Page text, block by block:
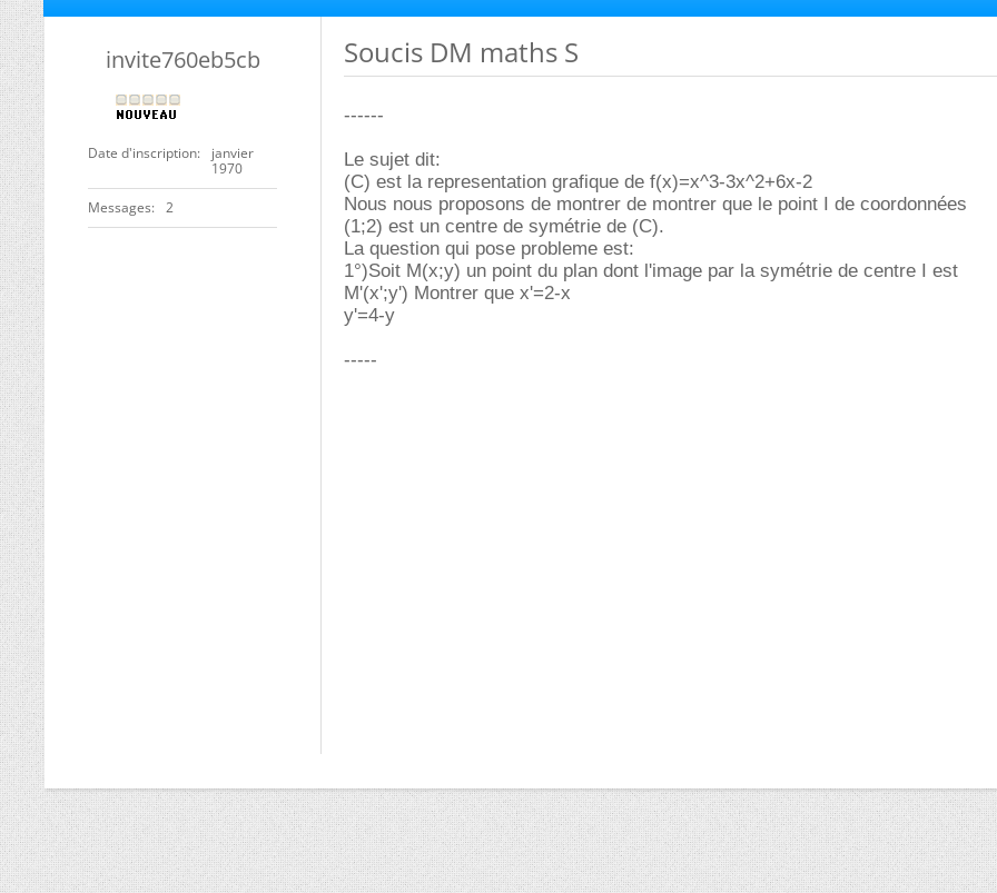
invite760eb5cb
Date d'inscription
janvier
1970
Messages 2
Soucis DM maths S
------
Le sujet dit:
(C) est la representation grafique de f(x)=x^3-3x^2+6x-2
Nous nous proposons de montrer de montrer que le point I de coordonnées
(1;2) est un centre de symétrie de (C).
La question qui pose probleme est:
1°)Soit M(x;y) un point du plan dont l'image par la symétrie de centre I est
M'(x';y') Montrer que x'=2-x
y'=4-y
-----